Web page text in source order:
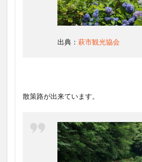
出典： 萩市観光協会
散策路が出来ています。